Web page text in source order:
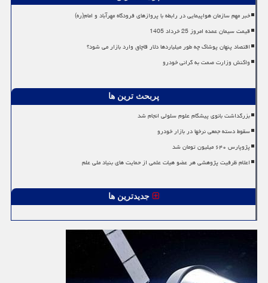
خبر مهم سازمان هواپیمایی در رابطه با پروازهای فرودگاه مهرآباد و امام(ره)
قیمت سیمان عمده امروز 25 خرداد 1405
اقتصاد پنهان پوشاک چه طور میلیاردها دلار قاچاق وارد بازار می شود؟
واکنش وزارت صمت به گرانی خودرو
پربحث ترین ها
بزرگداشت بانوی پیشگام علوم سلولی انجام شد
سقوط دسته جمعی نرخها در بازار خودرو
پژوپارس ۶۴۰ میلیون تومان شد
اعلام ظرفیت پژوهشی هر عضو هیات علمی از حمایت های بنیاد ملی علم
جدیدترین ها